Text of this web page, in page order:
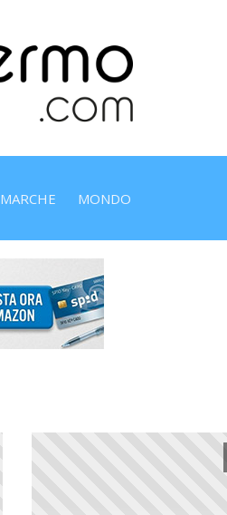
MARCHE MONDO